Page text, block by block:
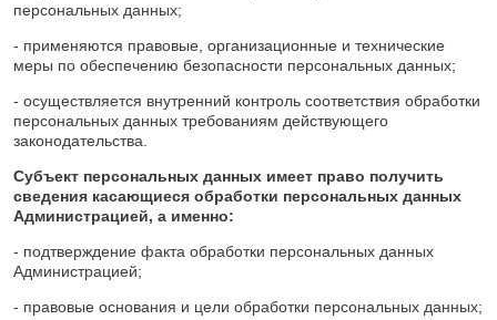
персональных данных;
- применяются правовые, организационные и технические
меры по обеспечению безопасности персональных данных;
- осуществляется внутренний контроль соответствия обработки
персональных данных требованиям действующего
законодательства.
Субъект персональных данных имеет право получить
сведения касающиеся обработки персональных данных
Администрацией, а именно:
- подтверждение факта обработки персональных данных
Администрацией;
- правовые основания и цели обработки персональных данных;